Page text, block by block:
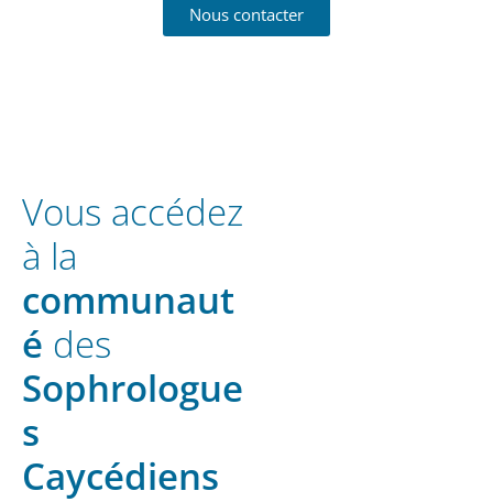
Nous contacter
Vous accédez
à la
communaut
é des
Sophrologue
s
Caycédiens